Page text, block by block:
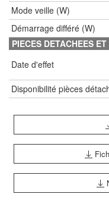
Mode veille (W)
Démarrage différé (W)
PIECES DETACHEES
Date d'effet
Disponibilité pièces